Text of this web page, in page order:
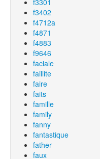
f3301
f3402
f4712a
f4871
f4883
f9646
faciale
faillite
faire
faits
famille
family
fanny
fantastique
father
faux